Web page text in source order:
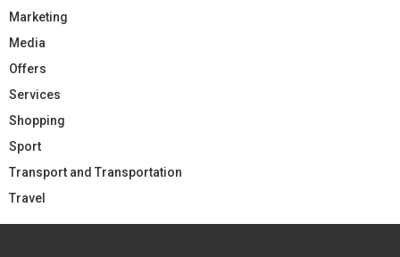
Marketing
Media
Offers
Services
Shopping
Sport
Transport and Transportation
Travel